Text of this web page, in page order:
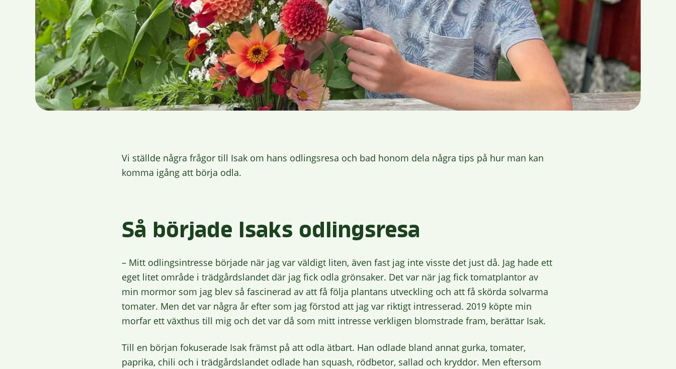
Vi ställde några frågor till Isak om hans odlingsresa och bad honom dela några tips på hur man kan
komma igång att börja odla.
Så började Isaks odlingsresa
– Mitt odlingsintresse började när jag var väldigt liten, även fast jag inte visste det just då. Jag hade ett
eget litet område i trädgårdslandet där jag fick odla grönsaker. Det var när jag fick tomatplantor av
min mormor som jag blev så fascinerad av att få följa plantans utveckling och att få skörda solvarma
tomater. Men det var några år efter som jag förstod att jag var riktigt intresserad. 2019 köpte min
morfar ett växthus till mig och det var då som mitt intresse verkligen blomstrade fram, berättar Isak.
Till en början fokuserade Isak främst på att odla ätbart. Han odlade bland annat gurka, tomater,
paprika, chili och i trädgårdslandet odlade han squash, rödbetor, sallad och kryddor. Men eftersom